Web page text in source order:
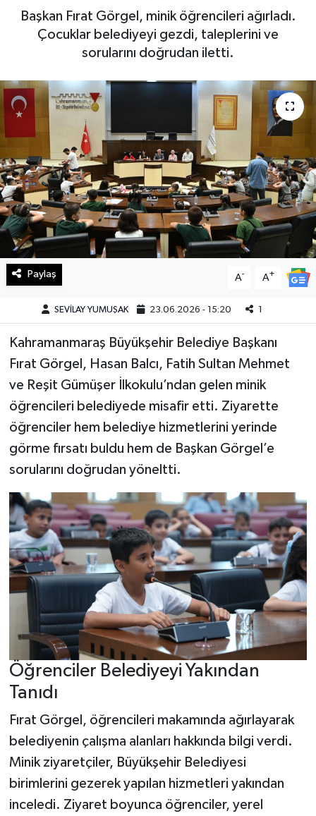
Başkan Fırat Görgel, minik öğrencileri ağırladı.
Çocuklar belediyeyi gezdi, taleplerini ve
sorularını doğrudan iletti.
Paylaş A- A+
SEVİLAY YUMUŞAK 23.06.2026 - 15:20 1
Kahramanmaraş Büyükşehir Belediye Başkanı
Fırat Görgel, Hasan Balcı, Fatih Sultan Mehmet
ve Reşit Gümüşer İlkokulu’ndan gelen minik
öğrencileri belediyede misafir etti. Ziyarette
öğrenciler hem belediye hizmetlerini yerinde
görme fırsatı buldu hem de Başkan Görgel’e
sorularını doğrudan yöneltti.
Öğrenciler Belediyeyi Yakından
Tanıdı
Fırat Görgel, öğrencileri makamında ağırlayarak
belediyenin çalışma alanları hakkında bilgi verdi.
Minik ziyaretçiler, Büyükşehir Belediyesi
birimlerini gezerek yapılan hizmetleri yakından
inceledi. Ziyaret boyunca öğrenciler, yerel
Haberde İnsan
Kültür Sanat
Magazin
Manşet Altı
Manşetler
Resmi İlan
Sağlık
Spor
SürManşet
Teknoloji
Yaşam
KAHRAMANMARAŞ